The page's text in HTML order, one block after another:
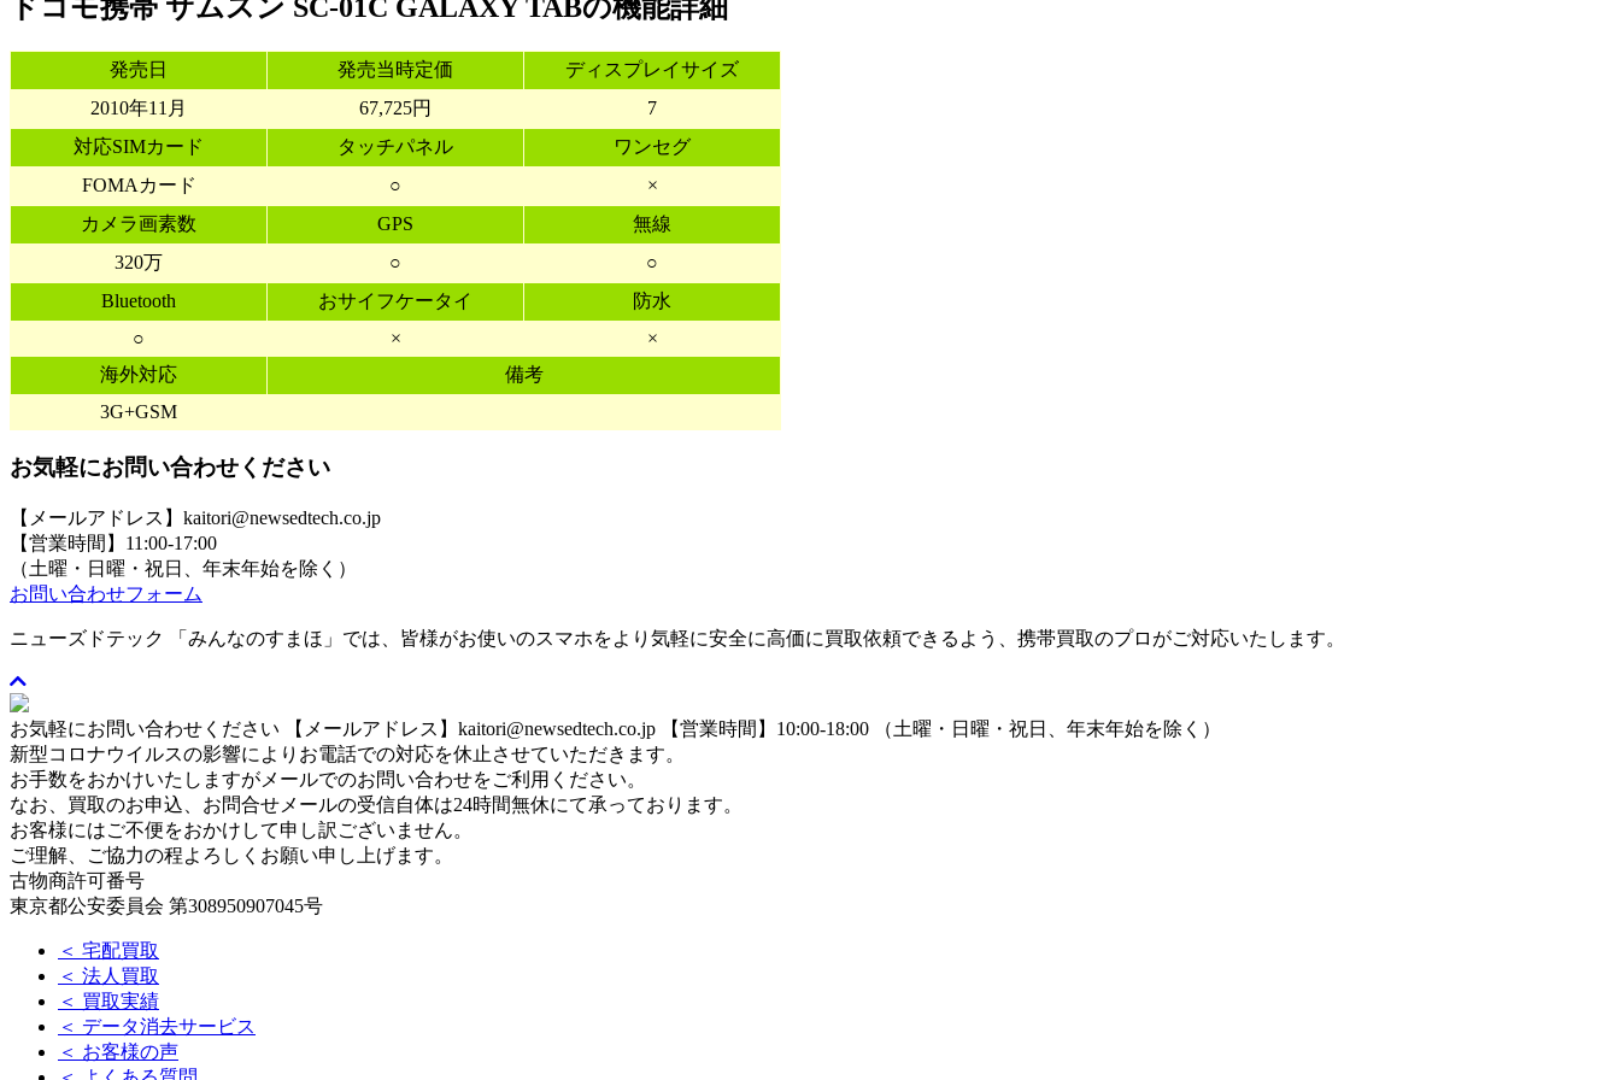
ドコモ携帯 サムスン SC-01C GALAXY TABの機能詳細
発売日 発売当時定価
ディスプレイサイズ
2010年11月
67,725円
7
対応SIMカード
タッチパネル
ワンセグ
FOMAカード
○
×
カメラ画素数
GPS
無線
320万
○
○
Bluetooth
おサイフケータイ
防水
○
×
×
海外対応
備考
3G+GSM
お気軽にお問い合わせください
【メールアドレス】kaitori@newsedtech.co.jp
【営業時間】11:00-17:00
（土曜・日曜・祝日、年末年始を除く）
お問い合わせフォーム
ニューズドテック 「みんなのすまほ」では、皆様がお使いのスマホをより気軽に安全に高価に買取依頼できるよう、携帯買取のプロがご対応いたします。
お気軽にお問い合わせください 【メールアドレス】kaitori@newsedtech.co.jp
【営業時間】10:00-18:00 （土曜・日曜・祝日、年末年始を除く）
新型コロナウイルスの影響によりお電話での対応を休止させていただきます。
お手数をおかけいたしますがメールでのお問い合わせをご利用ください。
なお、買取のお申込、お問合せメールの受信自体は24時間無休にて承っております。
お客様にはご不便をおかけして申し訳ございません。
ご理解、ご協力の程よろしくお願い申し上げます。
古物商許可番号
東京都公安委員会 第308950907045号
＜ 宅配買取
＜ 法人買取
＜ 買取実績
＜ データ消去サービス
＜ お客様の声